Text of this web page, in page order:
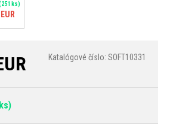
ks)
Katalógové číslo: SOFT10331